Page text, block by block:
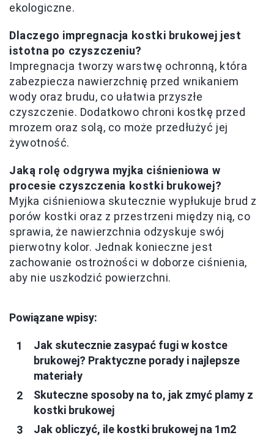
ekologiczne.
Dlaczego impregnacja kostki brukowej jest
istotna po czyszczeniu?
Impregnacja tworzy warstwę ochronną, która
zabezpiecza nawierzchnię przed wnikaniem
wody oraz brudu, co ułatwia przyszłe
czyszczenie. Dodatkowo chroni kostkę przed
mrozem oraz solą, co może przedłużyć jej
żywotność.
Jaką rolę odgrywa myjka ciśnieniowa w
procesie czyszczenia kostki brukowej?
Myjka ciśnieniowa skutecznie wypłukuje brud z
porów kostki oraz z przestrzeni między nią, co
sprawia, że nawierzchnia odzyskuje swój
pierwotny kolor. Jednak konieczne jest
zachowanie ostrożności w doborze ciśnienia,
aby nie uszkodzić powierzchni.
Powiązane wpisy:
Jak skutecznie zasypać fugi w kostce
brukowej? Praktyczne porady i najlepsze
materiały
Skuteczne sposoby na to, jak zmyć plamy z
kostki brukowej
Jak obliczyć, ile kostki brukowej na 1m2